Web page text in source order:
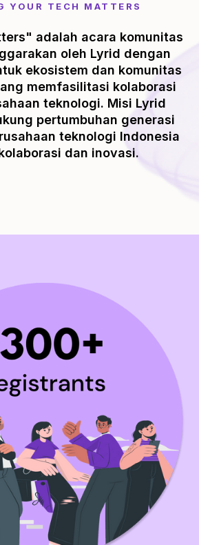
YOUR TECH MATTERS
adalah acara komunitas
oleh Lyrid dengan
ekosistem dan komunitas
memfasilitasi kolaborasi
teknologi. Misi Lyrid
pertumbuhan generasi
teknologi Indonesia
dan inovasi.